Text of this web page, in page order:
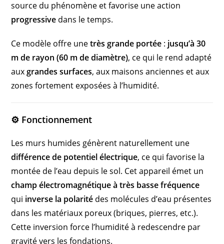
source du phénomène et favorise une action
progressive dans le temps.
Ce modèle offre unetrès grande portée : jusqu’à 30
m de rayon (60 m de diamètre), ce qui le rend adapté
auxgrandes surfaces, aux maisons anciennes et aux
zones fortement exposées à l’humidité.
⚙️ Fonctionnement
Les murs humides génèrent naturellement une
différence de potentiel électrique, ce qui favorise la
montée de l’eau depuis le sol. Cet appareil émet un
champ électromagnétique à très basse fréquence
qui inverse la polarité des molécules d’eau présentes
dans les matériaux poreux (briques, pierres, etc.).
Cette inversion force l’humidité à redescendre par
gravité vers les fondations.